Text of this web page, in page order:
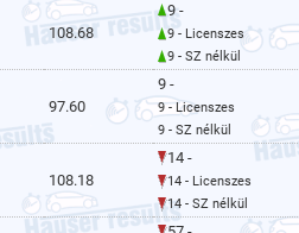
108.68
9 -
9 - Licenszes
9 - SZ nélkül
97.60
9 -
9 - Licenszes
9 - SZ nélkül
108.18
14 -
14 - Licenszes
14 - SZ nélkül